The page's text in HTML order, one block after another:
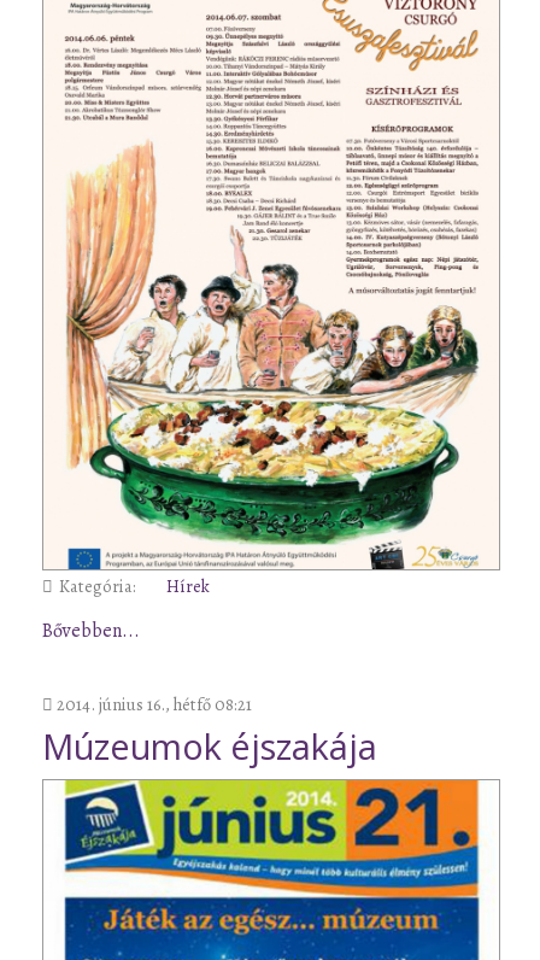
Kategória: Hírek
Bővebben...
2014. június 16., hétfő 08:21
Múzeumok éjszakája